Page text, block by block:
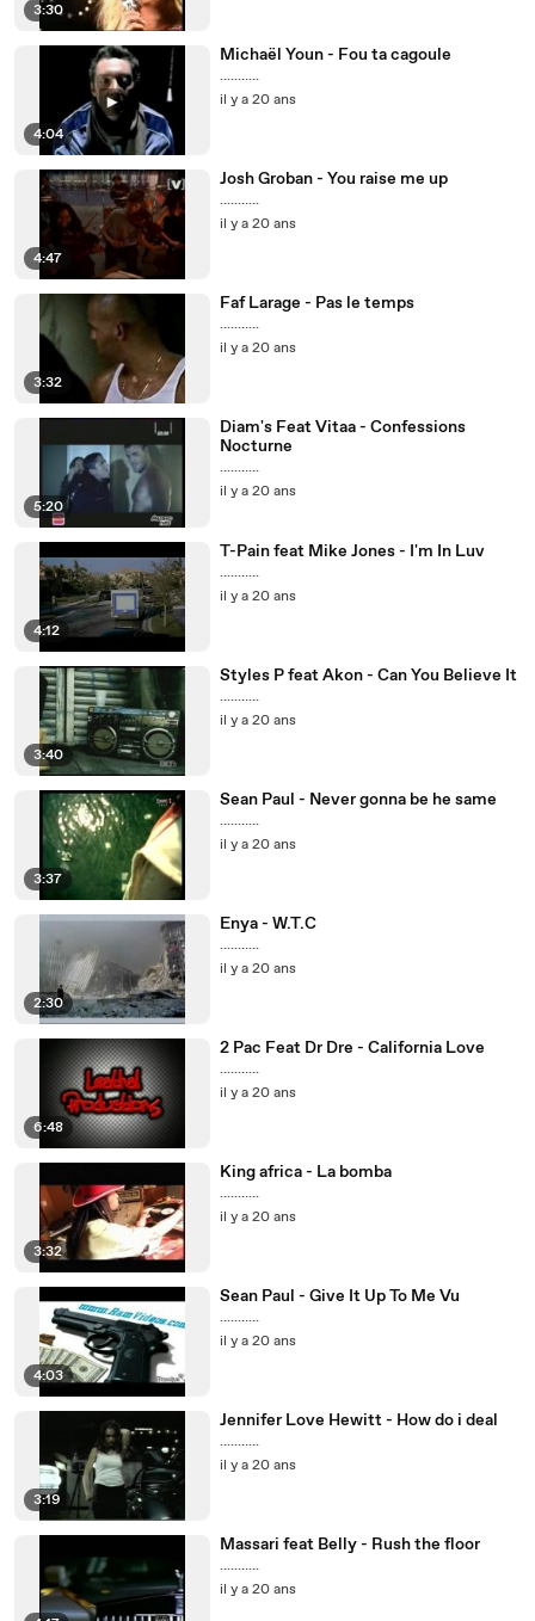
3:30
4:04
Michaël Youn - Fou ta cagoule
...........
il y a 20 ans
4:47
Josh Groban - You raise me up
...........
il y a 20 ans
3:32
Faf Larage - Pas le temps
...........
il y a 20 ans
5:20
Diam's Feat Vitaa - Confessions
Nocturne
...........
il y a 20 ans
4:12
T-Pain feat Mike Jones - I'm In Luv
...........
il y a 20 ans
3:40
Styles P feat Akon - Can You Believe It
...........
il y a 20 ans
3:37
Sean Paul - Never gonna be he same
...........
il y a 20 ans
2:30
Enya - W.T.C
...........
il y a 20 ans
6:48
2 Pac Feat Dr Dre - California Love
...........
il y a 20 ans
3:32
King africa - La bomba
...........
il y a 20 ans
4:03
Sean Paul - Give It Up To Me Vu
...........
il y a 20 ans
3:19
Jennifer Love Hewitt - How do i deal
...........
il y a 20 ans
Massari feat Belly - Rush the floor
...........
il y a 20 ans